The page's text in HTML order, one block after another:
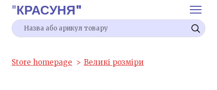
"КРАСУНЯ"
Store homepage Великі розміри